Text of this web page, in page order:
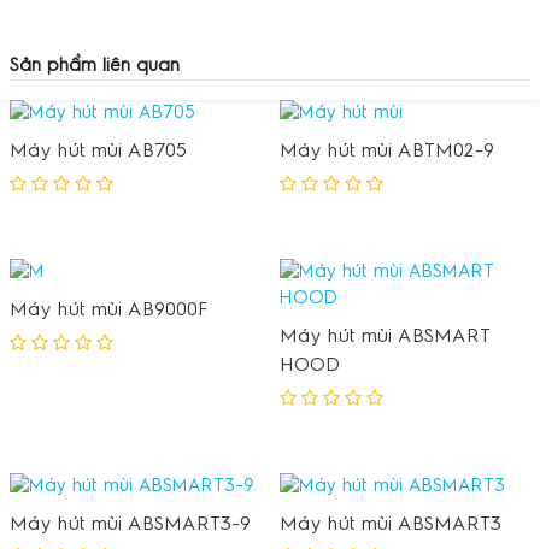
Sản phẩm liên quan
Máy hút mùi AB705 Máy hút mùi ABTM02-9
Máy hút mùi AB9000F
Máy hút mùi ABSMART
HOOD
Máy hút mùi ABSMART3-9 Máy hút mùi ABSMART3